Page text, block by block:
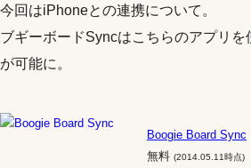
今回はiPhoneとの連携について。
ブギーボードSyncはこちらのアプリ
が可能に。
Boogie Board Sync
無料 (2014.05.11時点)